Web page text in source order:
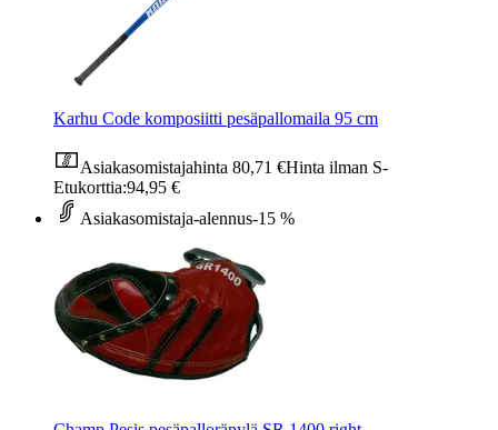
Karhu Code komposiitti pesäpallomaila 95 cm
Asiakasomistajahinta 80,71 €Hinta ilman S-
Etukorttia:94,95 €
Asiakasomistaja-alennus-15 %